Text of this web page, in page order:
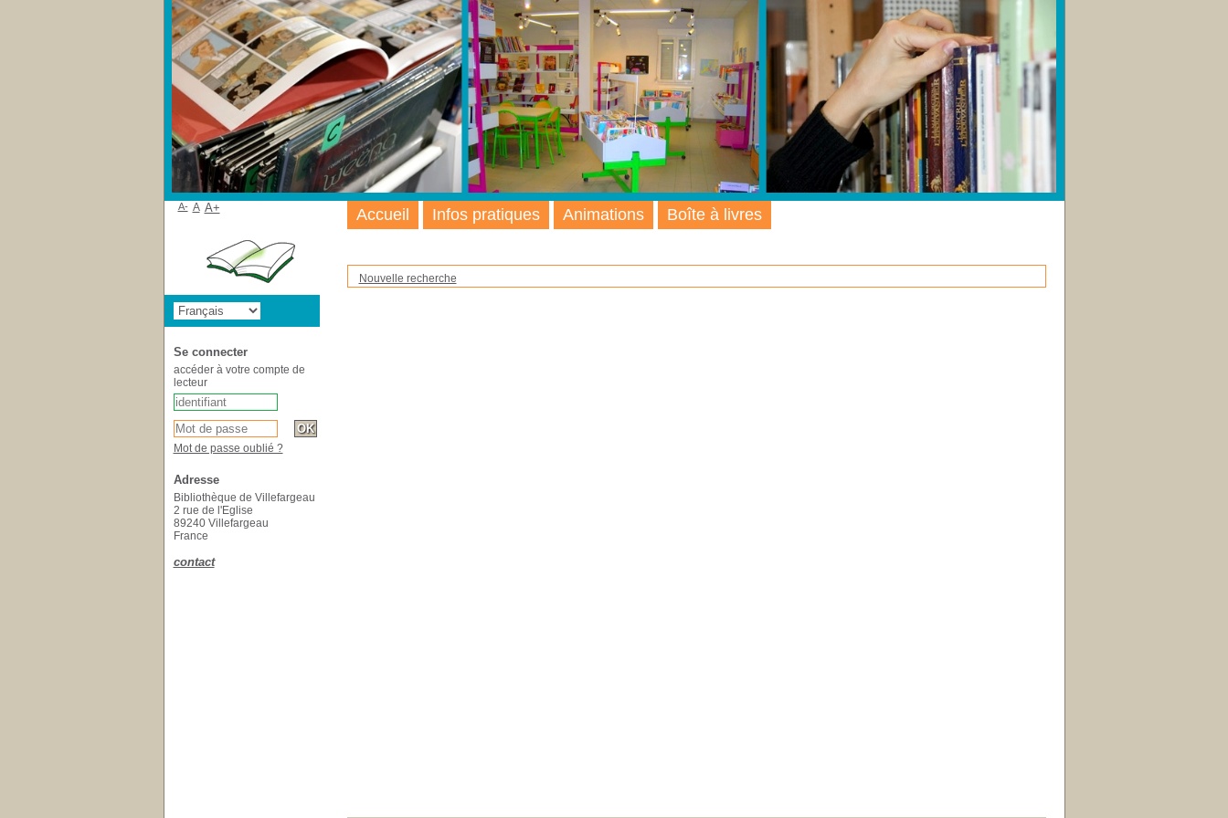
Nouvelle recherche
Accueil Infos pratiques Animations Boîte à livres
A- A A+
Se connecter
accéder à votre compte de
lecteur
Mot de passe oublié ?
Adresse
Bibliothèque de Villefargeau
2 rue de l'Eglise
89240 Villefargeau
France
contact